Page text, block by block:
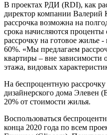
В проектах РДИ (RDI), как
директор компании Валерий
рассрочка возможна на
срока начисляются
рассрочку на готовое жилье
60%. «Мы предлагаем
квартиры – вне зависимости
этажа, видовых
На беспроцентную
дизайнерского дома Элевен
20% от стоимости жилья.
Воспользоваться
конца 2020 года по всем